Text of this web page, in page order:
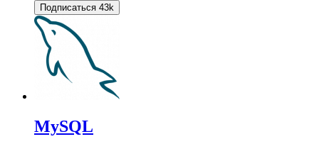
Подписаться 43k
MySQL